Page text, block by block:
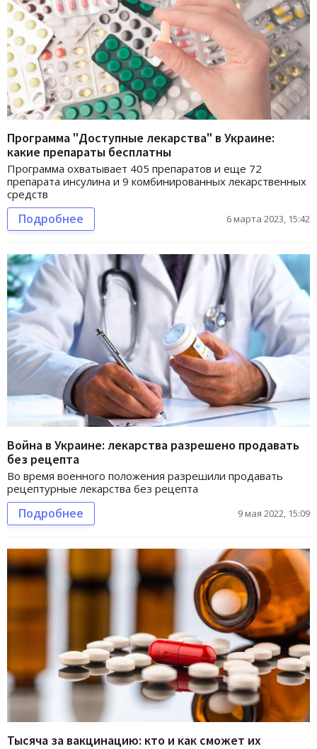
Программа "Доступные лекарства" в Украине:
какие препараты бесплатны
Программа охватывает 405 препаратов и еще 72
препарата инсулина и 9 комбинированных лекарственных
средств
Подробнее 6 марта 2023, 15:42
Война в Украине: лекарства разрешено продавать
без рецепта
Во время военного положения разрешили продавать
рецептурные лекарства без рецепта
Подробнее 9 мая 2022, 15:09
Тысяча за вакцинацию: кто и как сможет их